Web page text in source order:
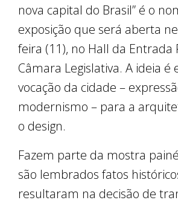
nova capital do Brasil” é o
exposição que será aberta
feira (11), no Hall da Entrada
Câmara Legislativa. A ideia é
vocação da cidade –
modernismo – para a
o design.
Fazem parte da mostra
são lembrados fatos
resultaram na decisão de